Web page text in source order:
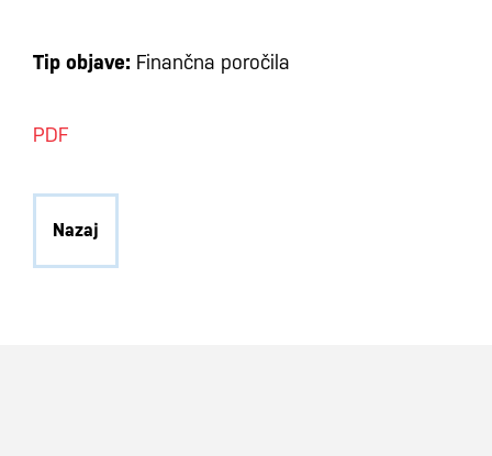
Tip objave: Finančna poročila
PDF
Nazaj